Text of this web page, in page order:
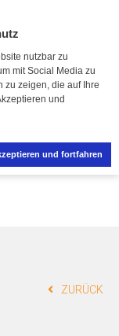
nutzbar zu
mit Social Media zu
zu zeigen, die auf Ihre
und
und fortfahren
ZURÜCK